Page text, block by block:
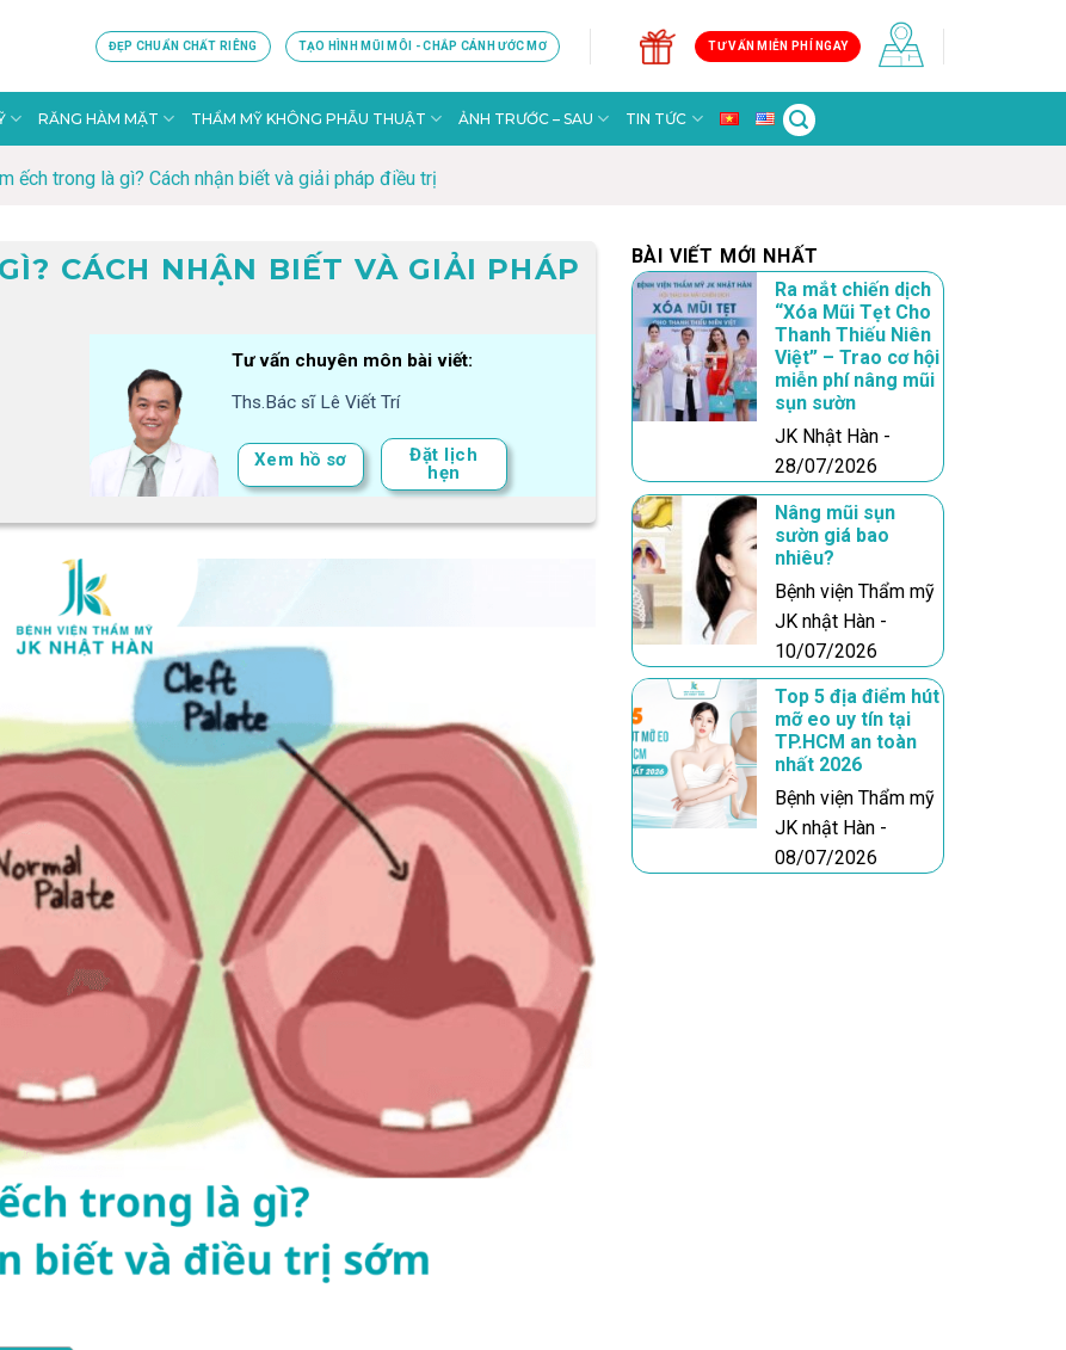
ĐẸP CHUẨN CHẤT RIÊNG TẠO HÌNH MŨI MÔI - CHẮP CÁNH ƯỚC MƠ TƯ VẤN MIỄN PHÍ NGAY
RĂNG HÀM MẶT THẨM MỸ KHÔNG PHẪU THUẬT ẢNH TRƯỚC – SAU TIN TỨC
ếch trong là gì? Cách nhận biết và giải pháp điều trị
CÁCH NHẬN BIẾT VÀ GIẢI PHÁP
Tư vấn chuyên môn bài viết:
Ths.Bác sĩ Lê Viết Trí
Xem hồ sơ
Đặt lịch
hẹn
BÀI VIẾT MỚI NHẤT
Ra mắt chiến dịch
“Xóa Mũi Tẹt Cho
Thanh Thiếu Niên
Việt” – Trao cơ hội
miễn phí nâng mũi
sụn sườn
JK Nhật Hàn -
28/07/2026
Nâng mũi sụn
sườn giá bao
nhiêu?
Bệnh viện Thẩm mỹ
JK nhật Hàn -
10/07/2026
Top 5 địa điểm hút
mỡ eo uy tín tại
TP.HCM an toàn
nhất 2026
Bệnh viện Thẩm mỹ
JK nhật Hàn -
08/07/2026